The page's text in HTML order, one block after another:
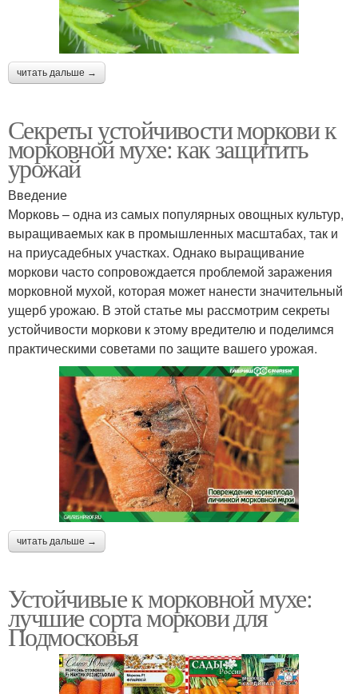
читать дальше →
Секреты устойчивости моркови к
морковной мухе: как защитить
урожай
Введение
Морковь – одна из самых популярных овощных культур,
выращиваемых как в промышленных масштабах, так и
на приусадебных участках. Однако выращивание
моркови часто сопровождается проблемой заражения
морковной мухой, которая может нанести значительный
ущерб урожаю. В этой статье мы рассмотрим секреты
устойчивости моркови к этому вредителю и поделимся
практическими советами по защите вашего урожая.
читать дальше →
Устойчивые к морковной мухе:
лучшие сорта моркови для
Подмосковья